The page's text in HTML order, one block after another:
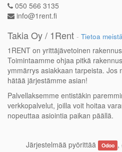
050 566 3135
info@1rent.fi
Takia Oy / 1Rent - Tietoa
1RENT on yrittäjävetoinen
Toimintaamme ohjaa pitkä
ymmärrys asiakkaan tarpeista. Jos
hätää järjestämme asian!
Palvellaksemme entistäkin
verkkopalvelut, joilla voit hoitaa
nopeuttaa asiointia paikan päällä.
Järjestelmää pyörittää Odoo ,